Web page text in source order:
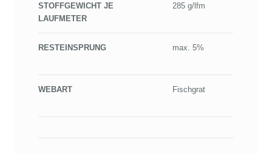
STOFFGEWICHT JE
LAUFMETER
285 g/lfm
RESTEINSPRUNG max. 5%
WEBART Fischgrat